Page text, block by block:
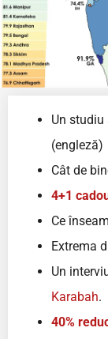
Un
(engleză)
Cât de
4+1
Ce
Extrema
Un
Karabah.
40%